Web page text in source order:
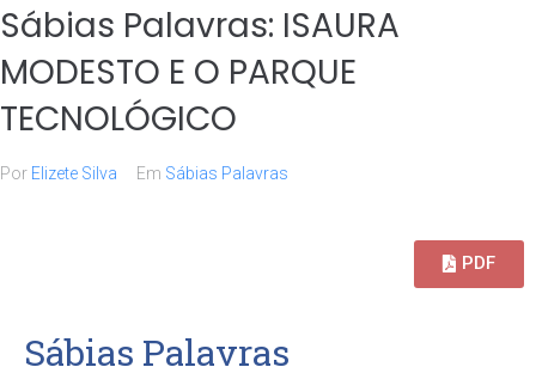
Sábias Palavras: ISAURA
MODESTO E O PARQUE
TECNOLÓGICO
Por Elizete Silva Em Sábias Palavras
PDF
Sábias Palavras